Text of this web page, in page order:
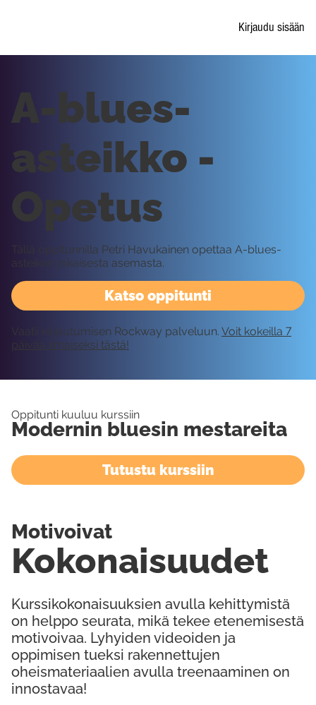
Kirjaudu sisään
Katso oppitunti
A-blues-
asteikko -
Opetus
Tällä oppitunnilla Petri Havukainen opettaa A-blues-
asteikon jokaisesta asemasta.
Vaatii kirjautumisen Rockway palveluun. Voit kokeilla 7
päivää ilmaiseksi tästä!
Oppitunti kuuluu kurssiin
Modernin bluesin mestareita
Tutustu kurssiin
Kurssikokonaisuuksien avulla kehittymistä
on helppo seurata, mikä tekee etenemisestä
motivoivaa. Lyhyiden videoiden ja
oppimisen tueksi rakennettujen
oheismateriaalien avulla treenaaminen on
innostavaa!
Kokonaisuudet
Motivoivat